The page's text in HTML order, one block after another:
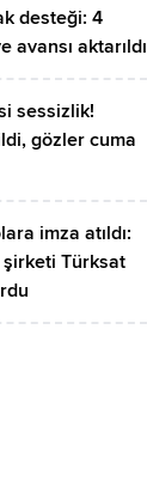
desteği: 4
avansı aktarıldı
sessizlik!
gözler cuma
imza atıldı:
Türksat